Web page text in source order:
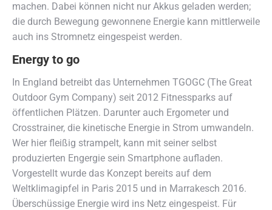
machen. Dabei können nicht nur Akkus geladen werden;
die durch Bewegung gewonnene Energie kann mittlerweile
auch ins Stromnetz eingespeist werden.
Energy to go
In England betreibt das Unternehmen TGOGC (The Great
Outdoor Gym Company) seit 2012 Fitnessparks auf
öffentlichen Plätzen. Darunter auch Ergometer und
Crosstrainer, die kinetische Energie in Strom umwandeln.
Wer hier fleißig strampelt, kann mit seiner selbst
produzierten Engergie sein Smartphone aufladen.
Vorgestellt wurde das Konzept bereits auf dem
Weltklimagipfel in Paris 2015 und in Marrakesch 2016.
Überschüssige Energie wird ins Netz eingespeist. Für